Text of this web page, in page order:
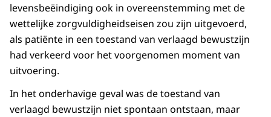
levensbeëindiging ook in overeenstemming met de
wettelijke zorgvuldigheidseisen zou zijn uitgevoerd,
als patiënte in een toestand van verlaagd bewustzijn
had verkeerd voor het voorgenomen moment van
uitvoering.
In het onderhavige geval was de toestand van
verlaagd bewustzijn niet spontaan ontstaan, maar